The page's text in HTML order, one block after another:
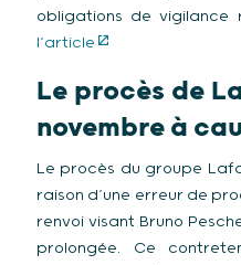
obligations de vigilance
l’article
Le procès de
novembre à
Le procès du groupe
raison d’une erreur de
renvoi visant Bruno
prolongée. Ce